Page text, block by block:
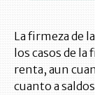
La firmeza de
los casos de
renta, aun
cuanto a